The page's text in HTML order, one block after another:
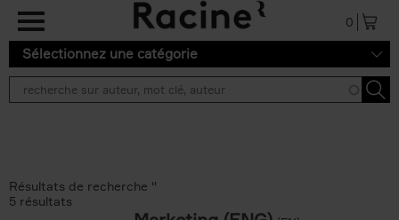
Aller au contenu principal
0
Sélectionnez une catégorie
Résultats de recherche ''
5 résultats